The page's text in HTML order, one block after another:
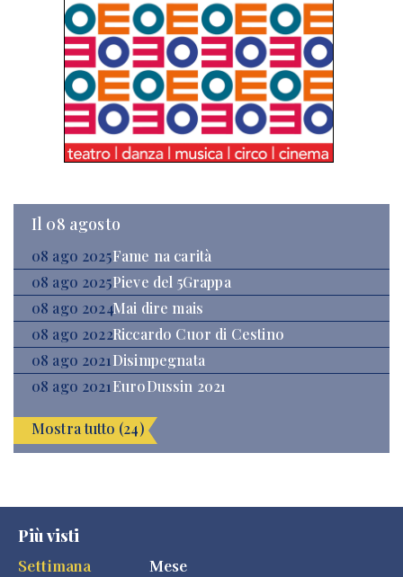
Il 08 agosto
08 ago 2025Fame na carità
08 ago 2025Pieve del 5Grappa
08 ago 2024Mai dire mais
08 ago 2022Riccardo Cuor di Cestino
08 ago 2021Disimpegnata
08 ago 2021EuroDussin 2021
Mostra tutto (24)
Più visti
Settimana
Mese